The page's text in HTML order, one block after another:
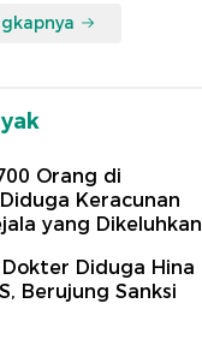
Orang di
Keracunan
yang Dikeluhkan
Diduga Hina
Berujung Sanksi